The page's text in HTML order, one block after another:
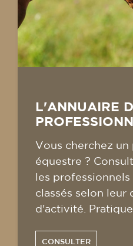
L'ANNUAIRE
Vous cherchez
équestre ?
les
classés selon leur
d'activité.
CONSULTER